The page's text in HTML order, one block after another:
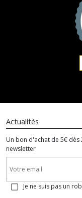
Actualités
Un bon d'achat de 5€
newsletter
Je ne suis pas un